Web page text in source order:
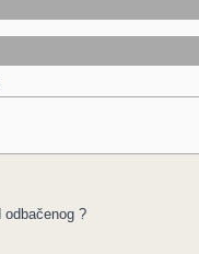
odbačenog ?